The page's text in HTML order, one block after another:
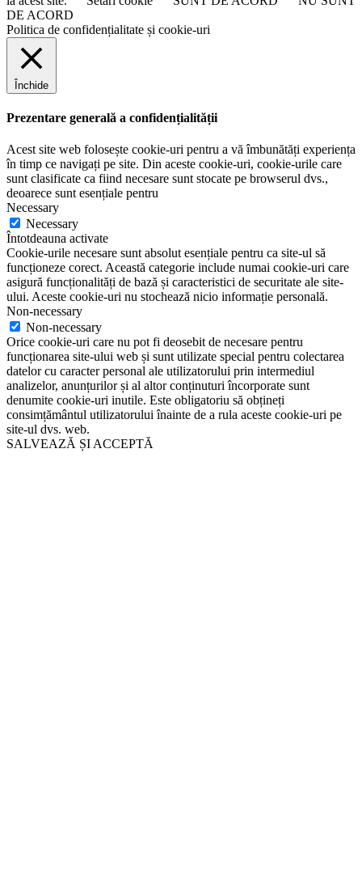
DE ACORD
Politica de confidențialitate și cookie-uri
Închide
Prezentare generală a confidențialității
Acest site web folosește cookie-uri pentru a vă îmbunătăți experiența
în timp ce navigați pe site. Din aceste cookie-uri, cookie-urile care
sunt clasificate ca fiind necesare sunt stocate pe browserul dvs.,
deoarece sunt esențiale pentru
Necessary
Necessary
Întotdeauna activate
Cookie-urile necesare sunt absolut esențiale pentru ca site-ul să
funcționeze corect. Această categorie include numai cookie-uri care
asigură funcționalități de bază și caracteristici de securitate ale site-
ului. Aceste cookie-uri nu stochează nicio informație personală.
Non-necessary
Non-necessary
Orice cookie-uri care nu pot fi deosebit de necesare pentru
funcționarea site-ului web și sunt utilizate special pentru colectarea
datelor cu caracter personal ale utilizatorului prin intermediul
analizelor, anunțurilor și al altor conținuturi încorporate sunt
denumite cookie-uri inutile. Este obligatoriu să obțineți
consimțământul utilizatorului înainte de a rula aceste cookie-uri pe
site-ul dvs. web.
SALVEAZĂ ȘI ACCEPTĂ